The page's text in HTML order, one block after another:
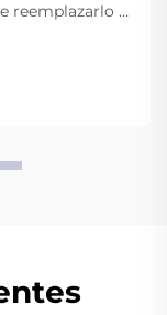
reemplazarlo y